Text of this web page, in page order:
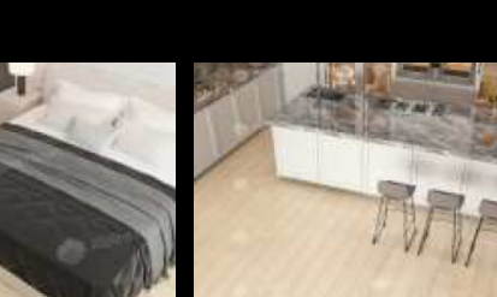
Миллор
D50517
(Рейтинг
цен)